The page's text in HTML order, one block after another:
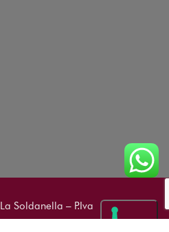
Soldanella – P.Iva